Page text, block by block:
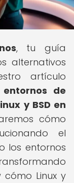
, tu guía
alternativos
artículo
de
y BSD en
cómo
el
los entornos
Linux y